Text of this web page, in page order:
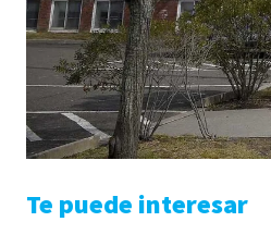
Te puede interesar